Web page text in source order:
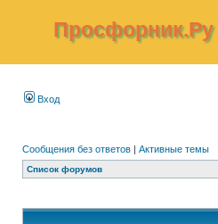
Просфорник.Ру
Вход
Сообщения без ответов | Активные темы
Список форумов